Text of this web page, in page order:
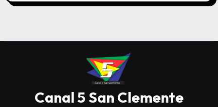
Canal 5 San Clemente